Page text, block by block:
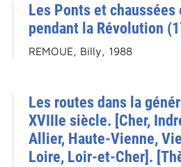
Les Ponts et
pendant la Révolution
REMOUE, Billy, 1988
Les routes dans la
XVIIIe siècle. [Cher,
Allier, Haute-Vienne,
Loire, Loir-et-Cher].